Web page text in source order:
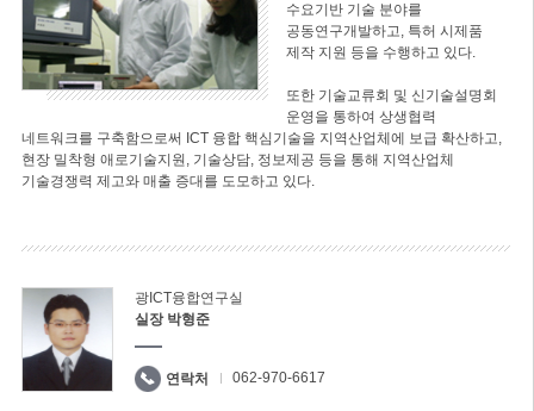
수요기반 기술 분야를
공동연구개발하고, 특허 시제품
제작 지원 등을 수행하고 있다.
또한 기술교류회 및 신기술설명회
운영을 통하여 상생협력
네트워크를 구축함으로써 ICT 융합 핵심기술을 지역산업체에 보급 확산하고,
현장 밀착형 애로기술지원, 기술상담, 정보제공 등을 통해 지역산업체
기술경쟁력 제고와 매출 증대를 도모하고 있다.
광ICT융합연구실
실장 박형준
연락처 062-970-6617